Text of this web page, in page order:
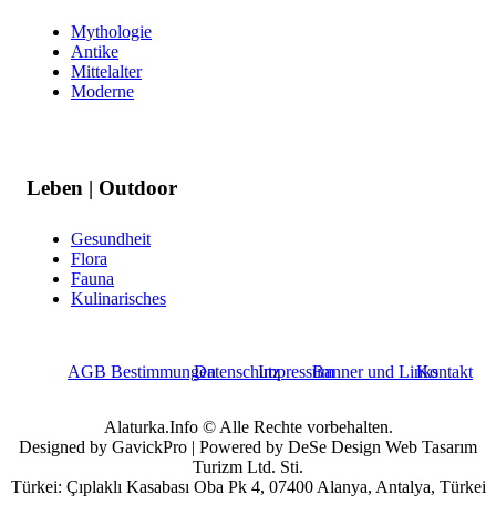
Mythologie
Antike
Mittelalter
Moderne
Leben | Outdoor
Gesundheit
Flora
Fauna
Kulinarisches
AGB BestimmungenDatenschutzImpressumBanner und LinksKontakt
Alaturka.Info © Alle Rechte vorbehalten.
Designed by GavickPro | Powered by DeSe Design Web Tasarım
Turizm Ltd. Sti.
Türkei: Çıplaklı Kasabası Oba Pk 4, 07400 Alanya, Antalya, Türkei